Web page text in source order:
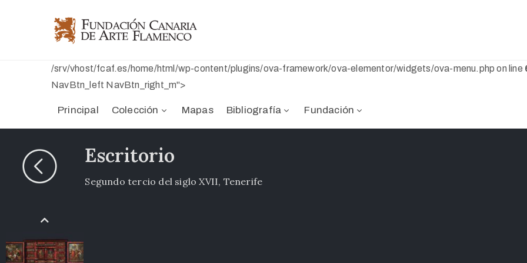
/srv/vhost/fcaf.es/home/html/wp-content/plugins/ova-framework/ova-elementor/widgets/ova-menu.php on line
NavBtn_left NavBtn_right_m">
Principal Colección Mapas Bibliografía Fundación
Escritorio
Segundo tercio del siglo XVII, Tenerife